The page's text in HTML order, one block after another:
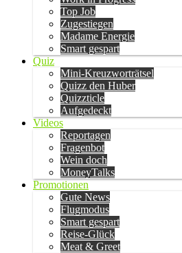
Top Job
Zugestiegen
Madame Energie
Smart gespart
Quiz
Mini-Kreuzworträtsel
Quizz den Huber
Quizzticle
Aufgedeckt
Videos
Reportagen
Fragenbot
Wein doch
MoneyTalks
Promotionen
Gute News
Flugmodus
Smart gespart
Reise-Glück
Meat & Greet